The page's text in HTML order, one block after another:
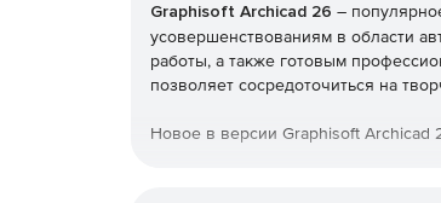
Graphisoft Archicad 26 –
усовершенствованиям в области
работы, а также готовым
позволяет сосредоточиться на
Новое в версии Graphisoft Archicad